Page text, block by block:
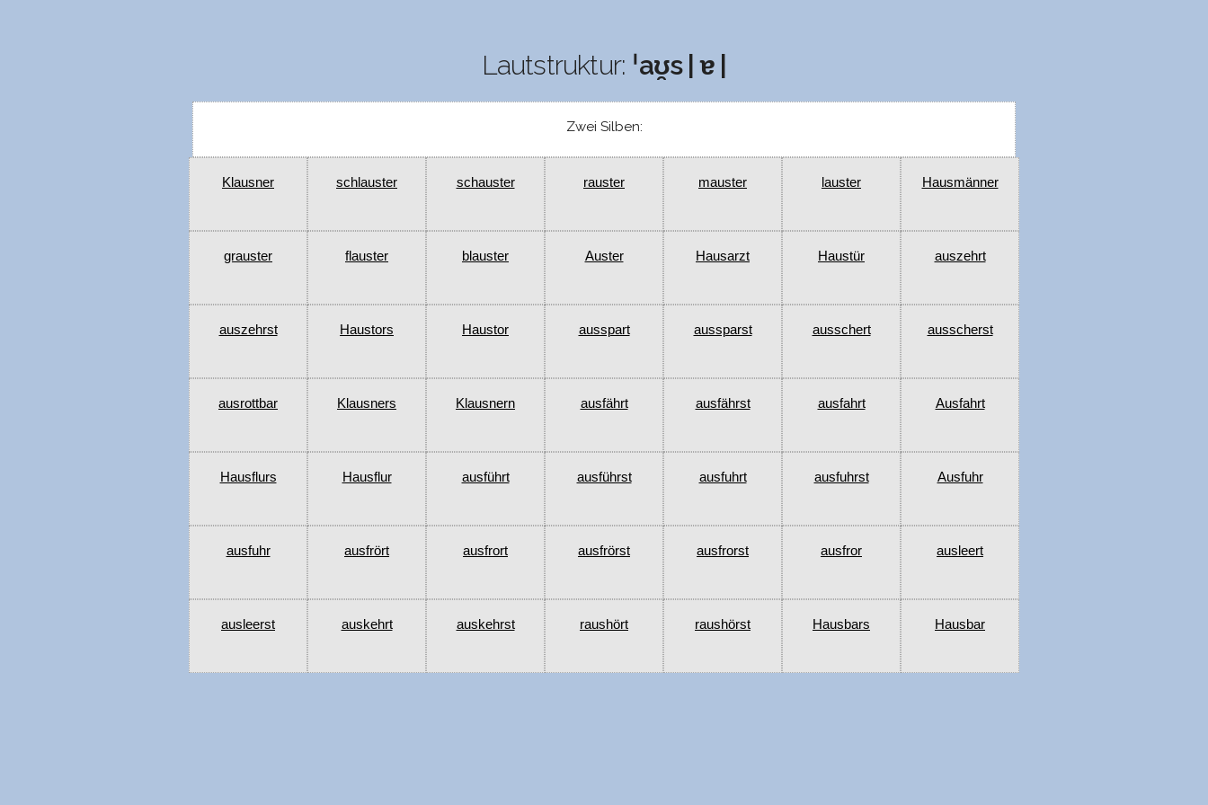
Lautstruktur: ˈaʊ̯s | ɐ |
Zwei Silben:
Klausner schlauster schauster rauster mauster lauster Hausmänner
grauster flauster blauster Auster Hausarzt Haustür auszehrt
auszehrst Haustors Haustor ausspart aussparst ausschert ausscherst
ausrottbar Klausners Klausnern ausfährt ausfährst ausfahrt Ausfahrt
Hausflurs Hausflur ausführt ausführst ausfuhrt ausfuhrst Ausfuhr
ausfuhr ausfrört ausfrort ausfrörst ausfrorst ausfror ausleert
ausleerst auskehrt auskehrst raushört raushörst Hausbars Hausbar